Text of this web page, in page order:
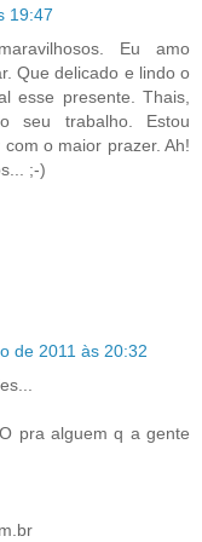
19:47
Eu amo
Que delicado e lindo o
esse presente. Thais,
seu trabalho. Estou
o maior prazer. Ah!
;-)
de 2011 às 20:32
pra alguem q a gente